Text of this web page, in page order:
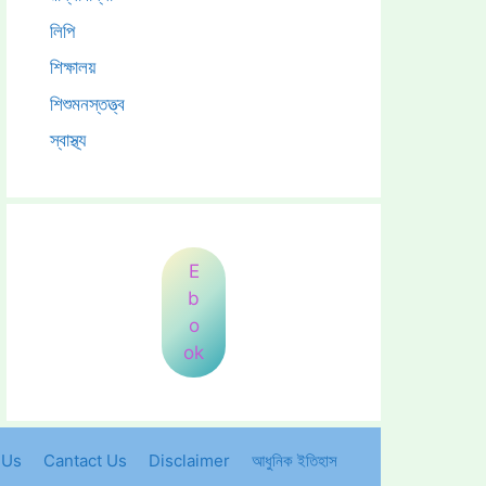
লিপি
শিক্ষালয়
শিশুমনস্তত্ত্ব
স্বাস্থ্য
E
b
o
ok
Cantact Us Disclaimer আধুনিক ইতিহাস